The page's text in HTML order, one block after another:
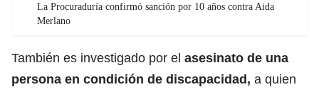
La Procuraduría confirmó sanción por 10 años contra Aida
Merlano
También es investigado por el asesinato de una
persona en condición de discapacidad, a quien